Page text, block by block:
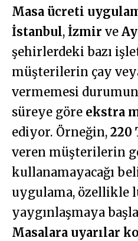
Masa ücreti
İstanbul, İzmir ve
şehirlerdeki bazı
müşterilerin çay
vermemesi
süreye göre ekstra
ediyor. Örneğin, 220
veren müşterilerin
kullanamayacağı
uygulama, özellikle
yaygınlaşmaya
Masalara uyarılar